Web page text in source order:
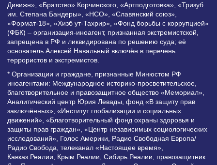
Дивижн», «Братство» Корчинского, «Артподготовка», «Тризуб
им. Степана Бандеры», «НСО», «Славянский союз»,
«Формат-18», «Хизб ут-Тахрир», «Фонд борьбы с коррупцией»
(ФБК) – организация-иноагент, признанная экстремистской,
запрещена в РФ и ликвидирована по решению суда; её
основатель Алексей Навальный включён в перечень
террористов и экстремистов.
* Организации и граждане, признанные Минюстом РФ
иноагентами: Международное историко-просветительское,
благотворительное и правозащитное общество «Мемориал»,
Аналитический центр Юрия Левады, фонд «В защиту прав
заключённых», «Институт глобализации и социальных
движений», «Благотворительный фонд охраны здоровья и
защиты прав граждан», «Центр независимых социологических
исследований», Голос Америки, Радио Свободная Европа/
Радио Свобода, телеканал «Настоящее время»,
Кавказ.Реалии, Крым.Реалии, Сибирь.Реалии, правозащитник